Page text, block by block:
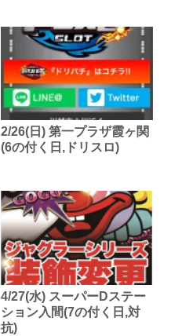
2/26(日) 第一プラザ霞ヶ関
(6の付く日,ドリスロ)
4/27(水) スーパーDステー
ション入間(7の付く日,対
抗)